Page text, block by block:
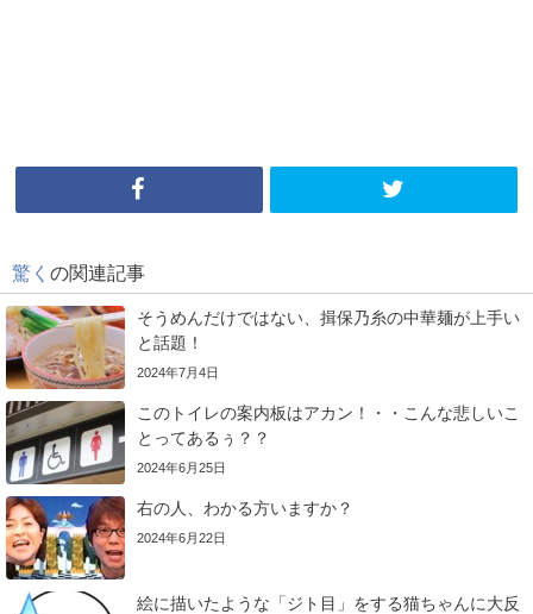
驚く の関連記事
そうめんだけではない、揖保乃糸の中華麺が上手い
と話題！
2024年7月4日
このトイレの案内板はアカン！・・こんな悲しいこ
とってあるぅ？？
2024年6月25日
右の人、わかる方いますか？
2024年6月22日
絵に描いたような「ジト目」をする猫ちゃんに大反